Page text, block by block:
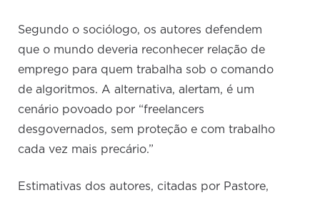
Segundo o sociólogo, os autores defendem
que o mundo deveria reconhecer relação de
emprego para quem trabalha sob o comando
de algoritmos. A alternativa, alertam, é um
cenário povoado por “freelancers
desgovernados, sem proteção e com trabalho
cada vez mais precário.”
Estimativas dos autores, citadas por Pastore,